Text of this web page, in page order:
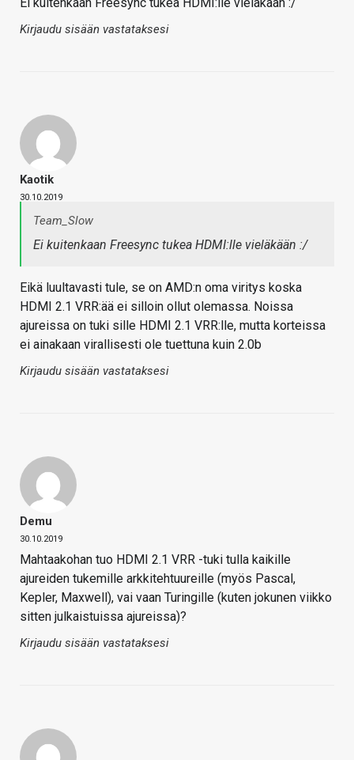
Kirjaudu sisään vastataksesi
Kaotik
30.10.2019
Team_Slow
Ei kuitenkaan Freesync tukea HDMI:lle vieläkään :/
Eikä luultavasti tule, se on AMD:n oma viritys koska
HDMI 2.1 VRR:ää ei silloin ollut olemassa. Noissa
ajureissa on tuki sille HDMI 2.1 VRR:lle, mutta korteissa
ei ainakaan virallisesti ole tuettuna kuin 2.0b
Kirjaudu sisään vastataksesi
Demu
30.10.2019
Mahtaakohan tuo HDMI 2.1 VRR -tuki tulla kaikille
ajureiden tukemille arkkitehtuureille (myös Pascal,
Kepler, Maxwell), vai vaan Turingille (kuten jokunen viikko
sitten julkaistuissa ajureissa)?
Kirjaudu sisään vastataksesi